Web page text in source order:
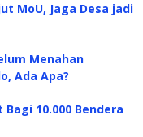
MoU, Jaga Desa jadi
Menahan
Ada Apa?
10.000 Bendera